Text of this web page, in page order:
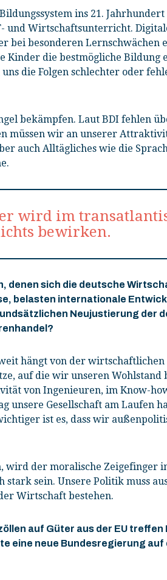
ins 21.
und Wirtschaftsunterricht.
bei besonderen Lernschwächen
Kinder die bestmögliche Bildung
die Folgen schlechter oder
bekämpfen. Laut BDI fehlen
müssen wir an unserer
auch Alltägliches wie die
wird im
bewirken.
denen sich die deutsche
belasten internationale
Neujustierung der
hängt von der wirtschaftlichen
auf die wir unseren
von Ingenieuren, im Know-
unsere Gesellschaft am Laufen
ist es, dass wir
wird der moralische Zeigefinger
sein. Unsere Politik muss
Wirtschaft bestehen.
auf Güter aus der EU
eine neue Bundesregierung